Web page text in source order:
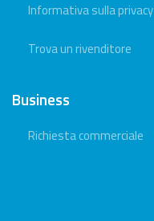
Informativa sulla privacy
Trova un rivenditore
Business
Richiesta commerciale